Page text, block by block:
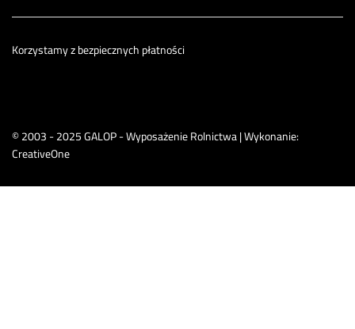
© 2003 - 2025 GALOP - Wyposażenie Rolnictwa | Wykonanie:
CreativeOne
Korzystamy z bezpiecznych płatności